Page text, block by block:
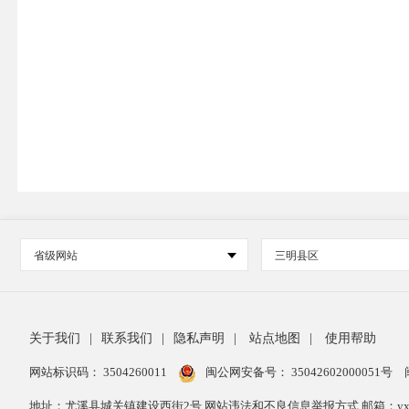
省级网站 三明县区
关于我们 联系我们 隐私声明 站点地图 使用帮助
网站标识码： 3504260011 闽公网安备号： 35042602000051号
地址：尤溪县城关镇建设西街2号 网站违法和不良信息举报方式 邮箱：